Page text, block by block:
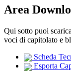
Area
Qui sotto puoi
voci di capitolato e
Scheda
Esporta